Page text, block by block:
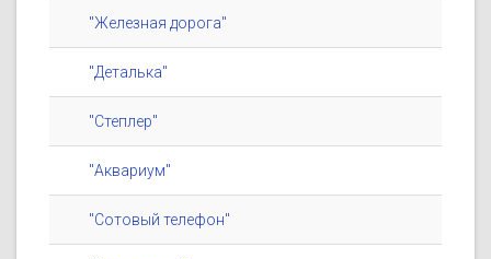
"Железная дорога"
"Деталька"
"Степлер"
"Аквариум"
"Сотовый телефон"